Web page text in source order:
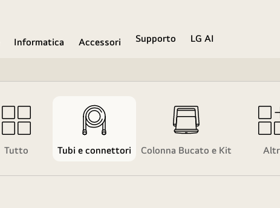
Informatica Accessori Supporto
LG AI
Tutto Tubi e connettori Colonna Bucato e Kit